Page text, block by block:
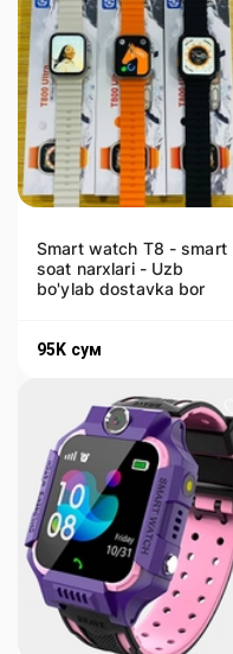
Smart watch T8 - smart
soat narxlari - Uzb
bo'ylab dostavka bor
95K сум